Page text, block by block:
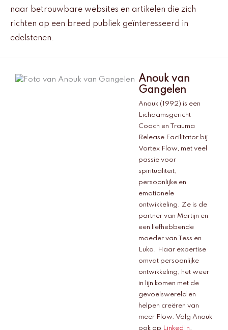
naar betrouwbare websites en artikelen die zich
richten op een breed publiek geïnteresseerd in
edelstenen.
Anouk van
Gangelen
Anouk (1992) is een
Lichaamsgericht
Coach en Trauma
Release Facilitator bij
Vortex Flow, met veel
passie voor
spiritualiteit,
persoonlijke en
emotionele
ontwikkeling. Ze is de
partner van Martijn en
een liefhebbende
moeder van Tess en
Luka. Haar expertise
omvat persoonlijke
ontwikkeling, het weer
in lijn komen met de
gevoelswereld en
helpen creëren van
meer Flow. Volg Anouk
ook op LinkedIn,